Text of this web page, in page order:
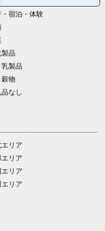
宿泊・体験
製品
乳製品
物
なし
リア
リア
リア
エリア